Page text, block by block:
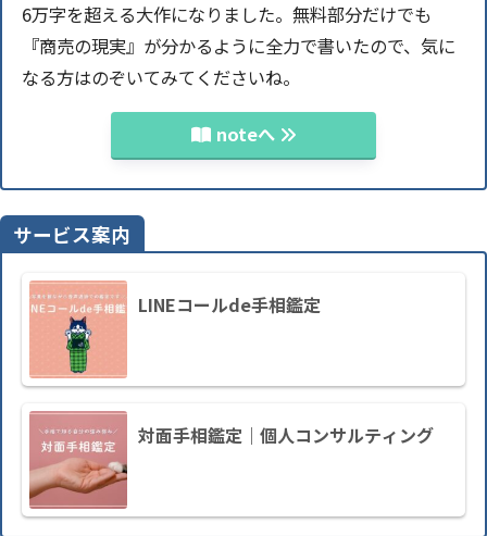
6万字を超える大作になりました。無料部分だけでも
『商売の現実』が分かるように全力で書いたので、気に
なる方はのぞいてみてくださいね。
noteへ
サービス案内
LINEコールde手相鑑定
対面手相鑑定｜個人コンサルティング